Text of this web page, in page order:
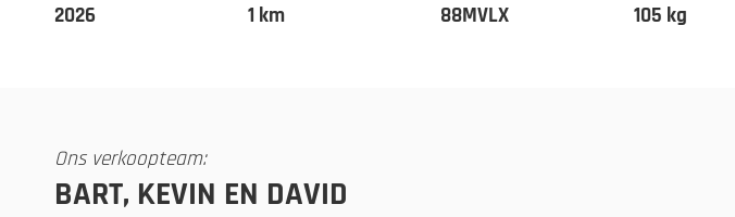
2026
1 km
88MVLX
105 kg
Ons verkoopteam:
BART, KEVIN EN DAVID